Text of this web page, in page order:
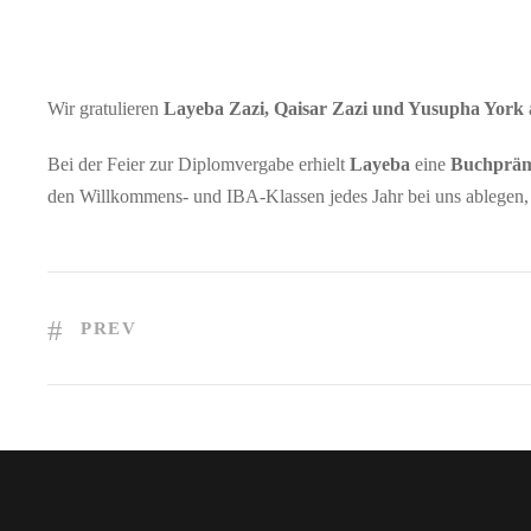
Wir gratulieren Layeba Zazi, Qaisar Zazi und Yusupha York
Bei der Feier zur Diplomvergabe erhielt Layeba eine
den Willkommens- und IBA-Klassen jedes Jahr bei uns
PREV